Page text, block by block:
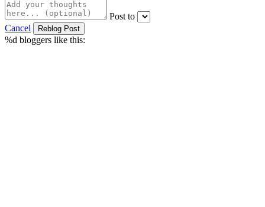
Post to
Cancel
%d bloggers like this: